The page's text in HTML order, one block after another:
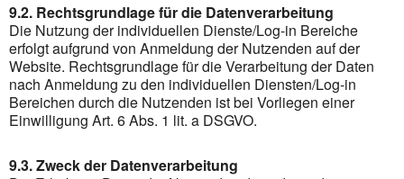
9.2. Rechtsgrundlage für die Datenverarbeitung
Die Nutzung der individuellen Dienste/Log-in Bereiche
erfolgt aufgrund von Anmeldung der Nutzenden auf der
Website. Rechtsgrundlage für die Verarbeitung der Daten
nach Anmeldung zu den individuellen Diensten/Log-in
Bereichen durch die Nutzenden ist bei Vorliegen einer
Einwilligung Art. 6 Abs. 1 lit. a DSGVO.
9.3. Zweck der Datenverarbeitung